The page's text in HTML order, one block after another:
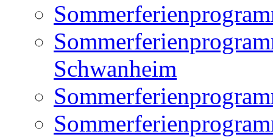
Schwanheim